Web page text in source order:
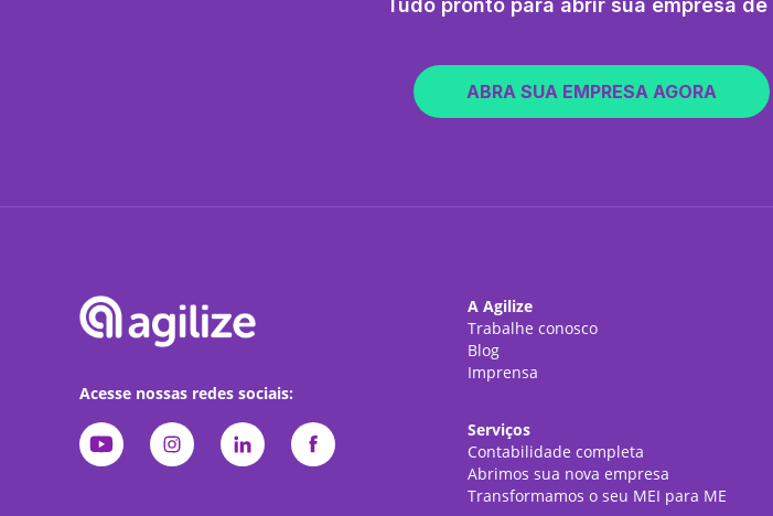
Tudo pronto para abrir sua empresa
ABRA SUA EMPRESA AGORA
Acesse nossas redes sociais:
A Agilize
Trabalhe conosco
Blog
Imprensa
Serviços
Contabilidade completa
Abrimos sua nova empresa
Transformamos o seu MEI para ME